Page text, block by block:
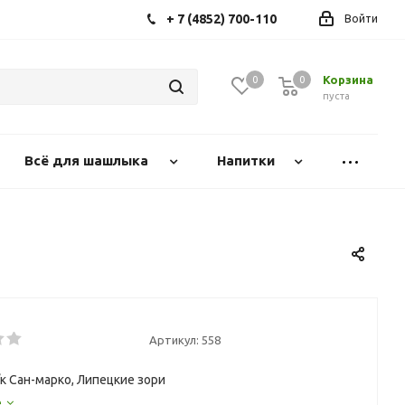
Войти
+ 7 (4852) 700-110
0 Корзина
0
пуста
0
Всё для шашлыка Напитки
Артикул: 558
Сан-марко, Липецкие зори